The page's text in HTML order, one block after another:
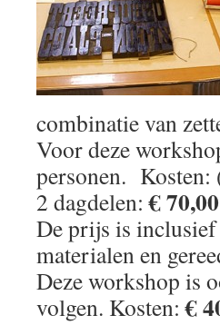
combinatie van
Voor deze
personen.
2 dagdelen: €
De prijs is
materialen en
Deze workshop is
volgen. Kosten:€